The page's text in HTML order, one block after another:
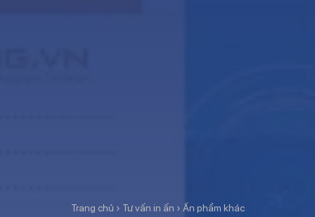
Trang chủ › Tư vấn in ấn › Ấn phẩm khác